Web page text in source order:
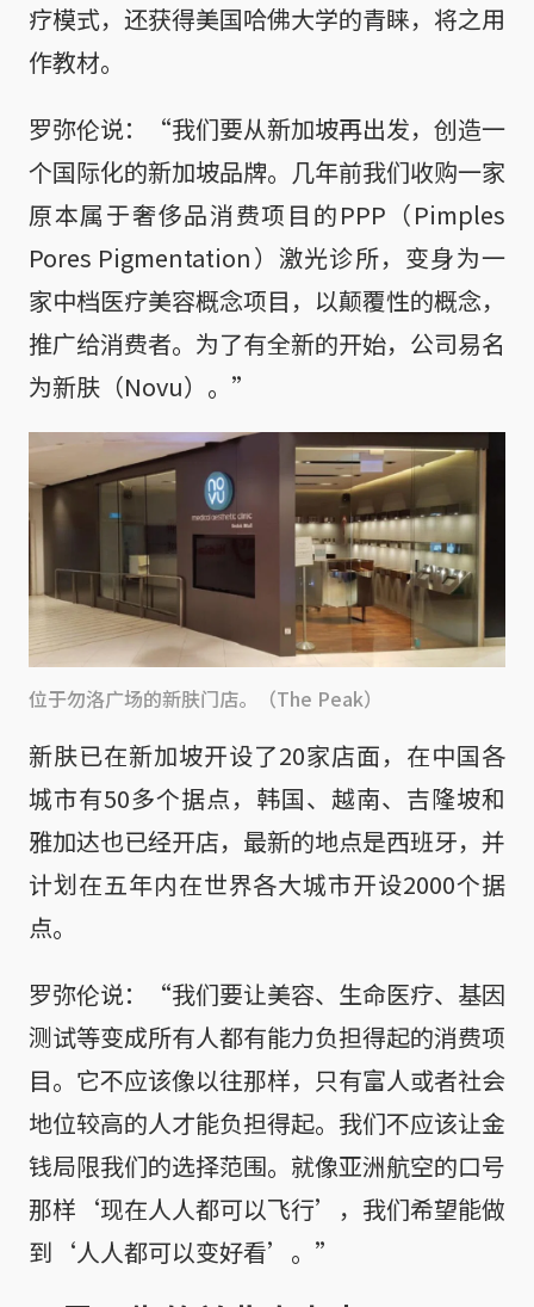
疗模式，还获得美国哈佛大学的青睐，将之用
作教材。
罗弥伦说：“我们要从新加坡再出发，创造一
个国际化的新加坡品牌。几年前我们收购一家
原本属于奢侈品消费项目的PPP（Pimples
Pores Pigmentation）激光诊所，变身为一
家中档医疗美容概念项目，以颠覆性的概念，
推广给消费者。为了有全新的开始，公司易名
为新肤（Novu）。”
位于勿洛广场的新肤门店。（The Peak）
新肤已在新加坡开设了20家店面，在中国各
城市有50多个据点，韩国、越南、吉隆坡和
雅加达也已经开店，最新的地点是西班牙，并
计划在五年内在世界各大城市开设2000个据
点。
罗弥伦说：“我们要让美容、生命医疗、基因
测试等变成所有人都有能力负担得起的消费项
目。它不应该像以往那样，只有富人或者社会
地位较高的人才能负担得起。我们不应该让金
钱局限我们的选择范围。就像亚洲航空的口号
那样‘现在人人都可以飞行’，我们希望能做
到‘人人都可以变好看’。”